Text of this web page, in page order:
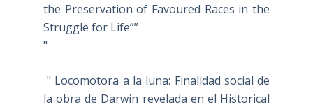
the Preservation of Favoured Races in the
Struggle for Life””
"
" Locomotora a la luna: Finalidad social de
la obra de Darwin revelada en el Historical